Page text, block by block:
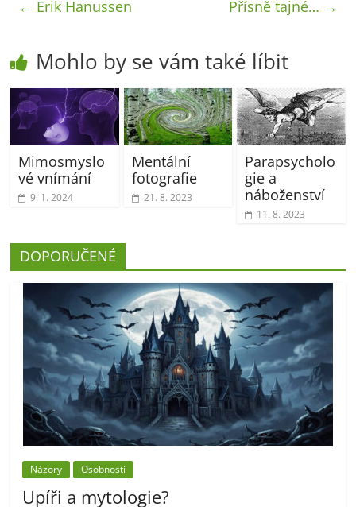
← Erik Hanussen Přísně tajné… →
Mohlo by se vám také líbit
Mimosmyslo
vé vnímání
9. 1. 2024
Mentální
fotografie
21. 8. 2023
Parapsycholo
gie a
náboženství
11. 8. 2023
DOPORUČENÉ
Názory Osobnosti
Upíři a mytologie?